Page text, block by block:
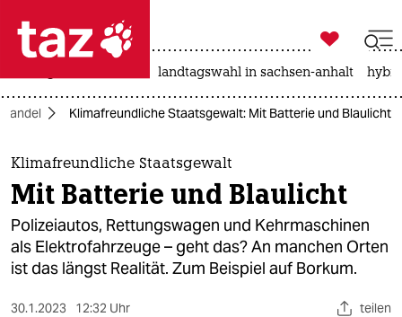
 taz zahl ich
taz zahl ich
themen
politik
öko
gesellschaft

taz zahl ich
landtagswahl in sachsen-anhalt
Klimafreundliche Staatsgewalt: Mit Batterie und Blaulicht
Klimafreundliche Staatsgewalt
Mit Batterie und Blaulicht
Polizeiautos, Rettungswagen und Kehrmaschinen
als Elektrofahrzeuge – geht das? An manchen Orten
ist das längst Realität. Zum Beispiel auf Borkum.
30.1.2023 12:32 Uhr teilen